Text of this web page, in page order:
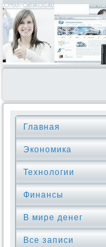
Главная
Экономика
Технологии
Финансы
В мире денег
Все записи